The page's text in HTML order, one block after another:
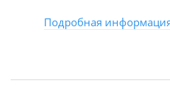
Подробная